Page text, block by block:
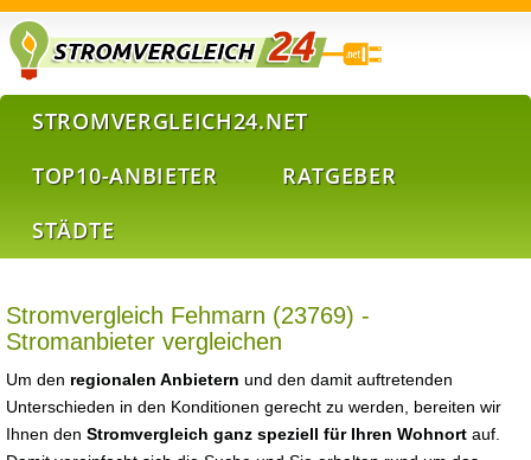
STROMVERGLEICH24.NET
TOP10-ANBIETER
RATGEBER
STÄDTE
Stromvergleich Fehmarn (23769) -
Stromanbieter vergleichen
Um den regionalen Anbietern und den damit auftretenden
Unterschieden in den Konditionen gerecht zu werden, bereiten wir
Ihnen den Stromvergleich ganz speziell für Ihren Wohnort auf.